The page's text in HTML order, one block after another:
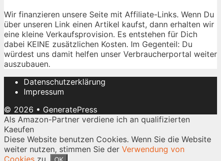
Wir finanzieren unsere Seite mit Affiliate-Links. Wenn Du
über unseren Link einen Artikel kaufst, dann erhalten wir
eine kleine Verkaufsprovision. Es entstehen für Dich
dabei KEINE zusätzlichen Kosten. Im Gegenteil: Du
würdest uns damit helfen unser Verbraucherportal weiter
auszubauen.
Datenschutzerklärung
Impressum
© 2026 • GeneratePress
Als Amazon-Partner verdiene ich an qualifizierten
Kaeufen
Diese Website benutzen Cookies. Wenn Sie die Website
weiter nutzen, stimmen Sie der Verwendung von
Cookies zu.